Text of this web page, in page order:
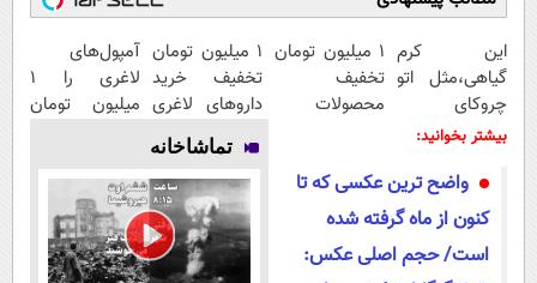
این کرم
گیاهی،مثل اتو
چروکای
پوستتوصاف
۱ میلیون تومان
تخفیف
محصولات
شروع کاهش
وزن
1 میلیون تومان
تخفیف خرید
داروهای لاغری
با ارسال از
داروخانه و پک
یخ!
آمپول‌های
لاغری را ۱
میلیون تومان
بیشتر بخوانید:
واضح ترین عکسی که تا
کنون از ماه گرفته شده
است/ حجم اصلی عکس:
تماشاخانه